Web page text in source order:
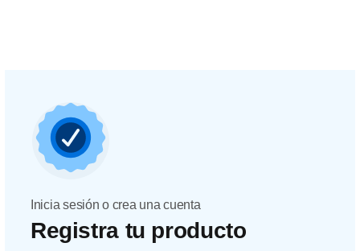
Inicia sesión o crea una cuenta
Registra tu producto